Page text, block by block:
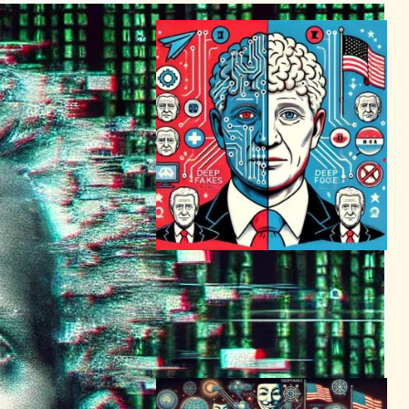
ディープフェイクが選挙を揺
るがす！AI技術の二面性と
は？
AI（人工知能）ニュース
2024年2月28日15:51